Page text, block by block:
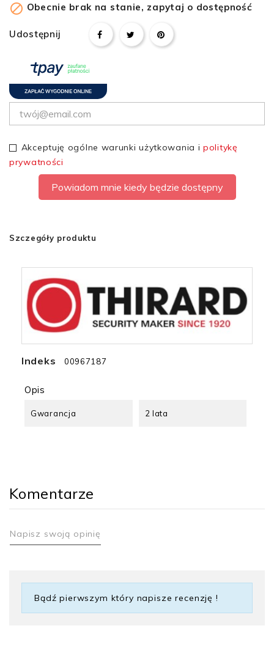
 Obecnie brak na stanie, zapytaj o dostępność
Udostępnij
Akceptuję ogólne warunki użytkowania ipolitykę
prywatności
Powiadom mnie kiedy będzie dostępny
Szczegóły produktu
Indeks 00967187
Opis
Gwarancja 2 lata
Komentarze
Napisz swoją opinię
Bądź pierwszym który napisze recenzję !